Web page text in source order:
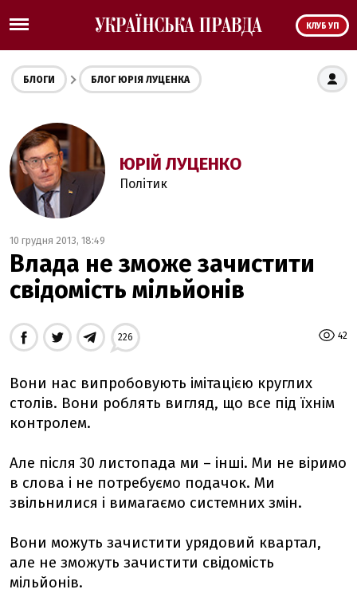
КЛУБ УП
БЛОГИ БЛОГ ЮРІЯ ЛУЦЕНКА
ЮРІЙ ЛУЦЕНКО
Політик
10 грудня 2013, 18:49
Влада не зможе зачистити
свідомість мільйонів
42
226
Вони нас випробовують імітацією круглих
столів. Вони роблять вигляд, що все під їхнім
контролем.
Але після 30 листопада ми – інші. Ми не віримо
в слова і не потребуємо подачок. Ми
звільнилися і вимагаємо системних змін.
Вони можуть зачистити урядовий квартал,
але не зможуть зачистити свідомість
мільйонів.